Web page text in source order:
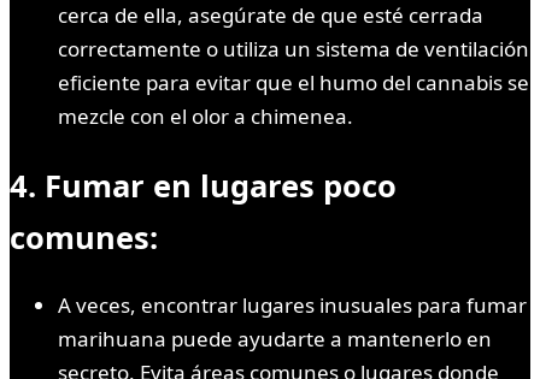
cerca de ella, asegúrate de que esté cerrada
correctamente o utiliza un sistema de ventilación
eficiente para evitar que el humo del cannabis se
mezcle con el olor a chimenea.
4. Fumar en lugares poco
comunes:
A veces, encontrar lugares inusuales para fumar
marihuana puede ayudarte a mantenerlo en
secreto. Evita áreas comunes o lugares donde